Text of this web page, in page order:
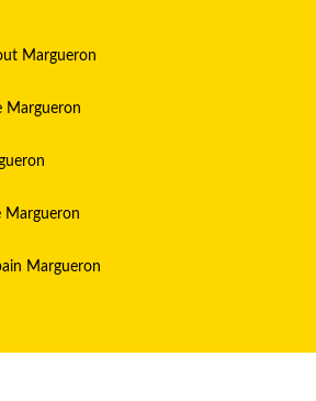
Margueron
Margueron
Margueron
Margueron